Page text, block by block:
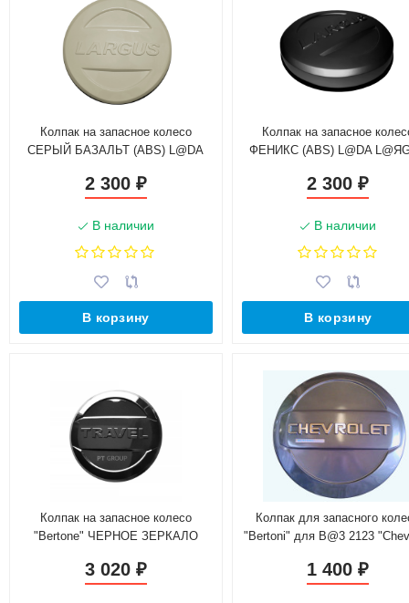
Колпак на запасное колесо
СЕРЫЙ БАЗАЛЬТ (ABS) L@DA
2 300 ₽
В наличии
В корзину
Колпак на запасное
ФЕНИКС (ABS) L@DA
2 300₽
В наличии
В корзину
Колпак на запасное колесо
"Bertone" ЧЕРНОЕ ЗЕРКАЛО
2020/ L@DA Niv@ 2020-
3 020 ₽
Колпак для запасного
"Bertoni" для B@3 2123
1 400₽